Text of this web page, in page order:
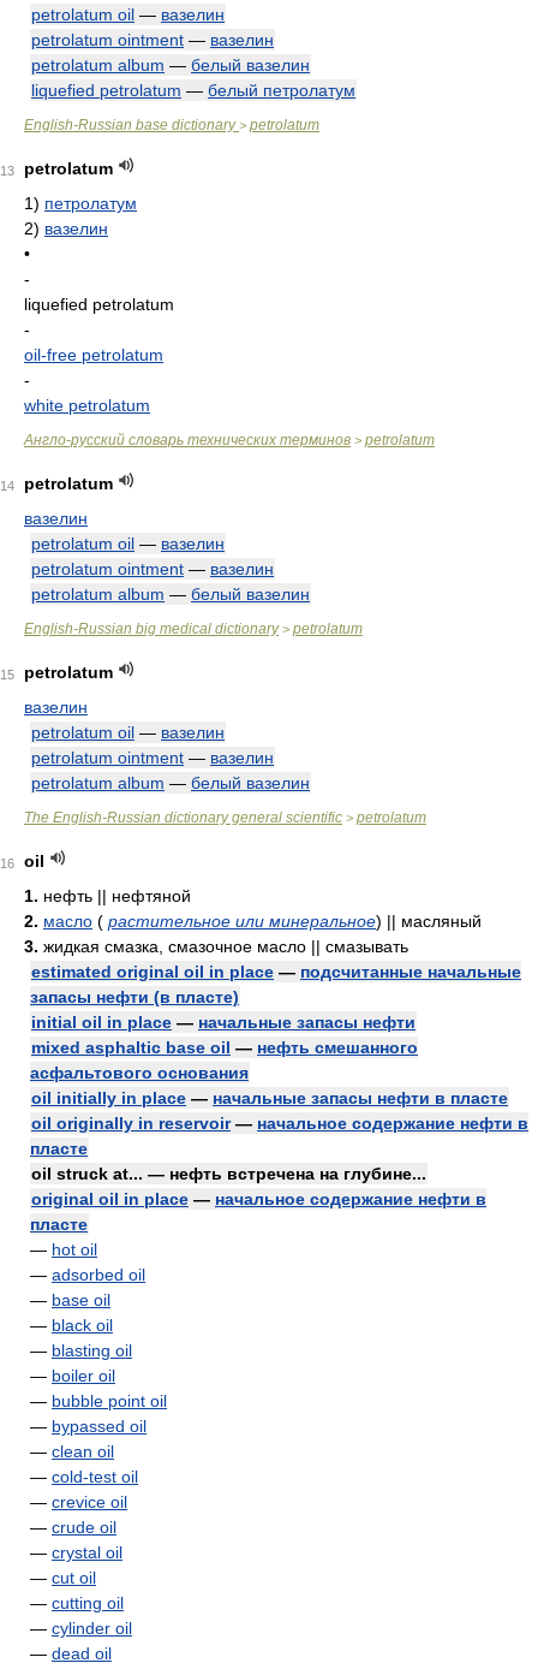
petrolatum oil — вазелин
petrolatum ointment — вазелин
petrolatum album — белый вазелин
liquefied petrolatum — белый петролатум
English-Russian base dictionary> petrolatum
13
petrolatum
1) петролатум
2) вазелин
•
-
liquefied petrolatum
-
oil-free petrolatum
-
white petrolatum
Англо-русский словарь технических терминов > petrolatum
14
petrolatum
вазелин
petrolatum oil — вазелин
petrolatum ointment — вазелин
petrolatum album — белый вазелин
English-Russian big medical dictionary> petrolatum
15
petrolatum
вазелин
petrolatum oil — вазелин
petrolatum ointment — вазелин
petrolatum album — белый вазелин
The English-Russian dictionary general scientific > petrolatum
16
oil
1. нефть || нефтяной
2. масло ( растительное или минеральное) || масляный
3. жидкая смазка, смазочное масло || смазывать
estimated original oil in place — подсчитанные начальные
запасы нефти (в пласте)
initial oil in place — начальные запасы нефти
mixed asphaltic base oil — нефть смешанного
асфальтового основания
oil initially in place — начальные запасы нефти в пласте
oil originally in reservoir— начальное содержание нефти в
пласте
oil struck at... — нефть встречена на глубине...
original oil in place — начальное содержание нефти в
пласте
— hot oil
— adsorbed oil
— base oil
— black oil
— blasting oil
— boiler oil
— bubble point oil
— bypassed oil
— clean oil
— cold-test oil
— crevice oil
— crude oil
— crystal oil
— cut oil
— cutting oil
— cylinder oil
— dead oil